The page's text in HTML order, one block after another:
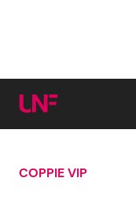
Cerca:
COPPIE VIP